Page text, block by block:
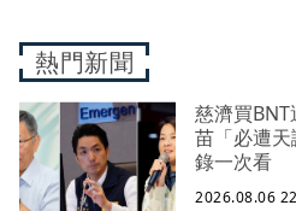
熱門新聞
慈濟買
苗「必遭
錄一次看
2026.08.06